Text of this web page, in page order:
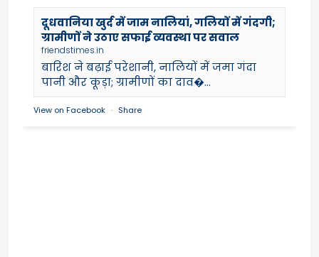
दूधवानिया खुर्द में जाम नालियां, गलियों में गंदगी;
ग्रामीणों ने उठाए सफाई व्यवस्था पर सवाल
friendstimes.in
बारिश ने बढ़ाई परेशानी, नालियों में जमा गंदा
पानी और कूड़ा; ग्रामीणों का दाव�...
View on Facebook · Share